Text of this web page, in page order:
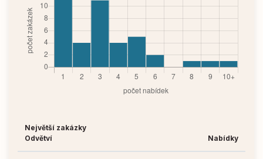
Největší zakázky
Odvětví
Nabídky